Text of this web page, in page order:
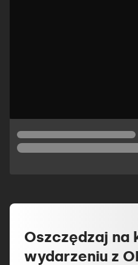
Oszczędzaj na
wydarzeniu z